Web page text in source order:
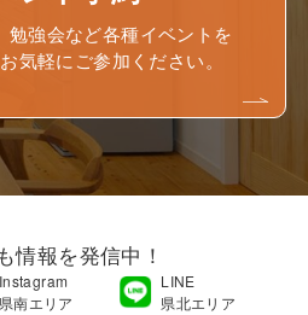
勉強会など各種イベントを
気軽にご参加ください。
情報を発信中！
Instagram
県南エリア
LINE
県北エリア